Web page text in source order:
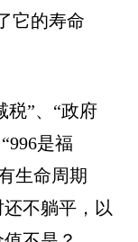
它的寿命
税”、“政府
是福
生命周期
不躺平，以